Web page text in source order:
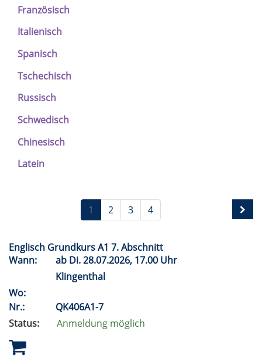
Französisch
Italienisch
Spanisch
Tschechisch
Russisch
Schwedisch
Chinesisch
Latein
1 2 3 4
Englisch Grundkurs A1 7. Abschnitt
Wann:
ab Di.28.07.2026, 17.00 Uhr
Klingenthal
Wo:
Nr.:
QK406A1-7
Status:
Anmeldung möglich